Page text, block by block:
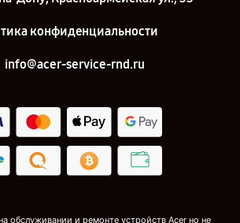
конфиденциальности
info@acer-service-rnd.ru
обслуживании и ремонте устройств Acer но не